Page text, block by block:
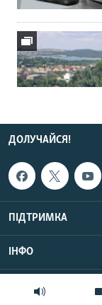
ДОЛУЧАЙСЯ!
ПІДТРИМКА
ІНФО